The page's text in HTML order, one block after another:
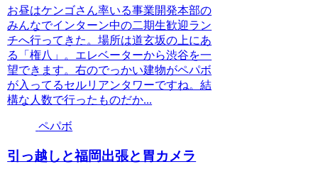
お昼はケンゴさん率いる事業開発本部の
みんなでインターン中の二期生歓迎ラン
チへ行ってきた。場所は道玄坂の上にあ
る「権八」。エレベーターから渋谷を一
望できます。右のでっかい建物がペパボ
が入ってるセルリアンタワーですね。結
構な人数で行ったものだか...
ペパボ
引っ越しと福岡出張と胃カメラ